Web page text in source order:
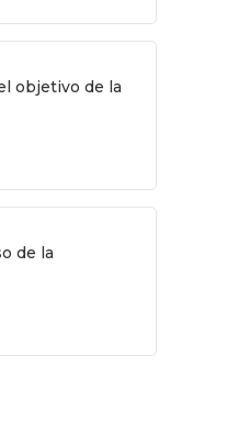
objetivo de la
de la
QUÉ HACER
Novedades
Bares Y Cafés
CONTACTO